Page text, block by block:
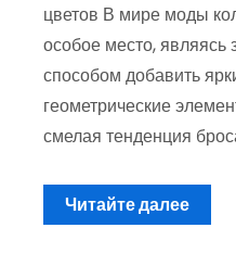
цветов В мире моды
особое место,
способом добавить
геометрические
смелая тенденция
Читайте далее